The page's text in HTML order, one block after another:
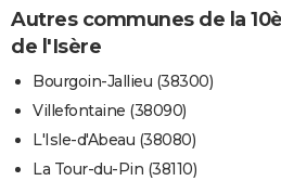
Autres communes de la
de l'Isère
Bourgoin-Jallieu (38300)
Villefontaine (38090)
L'Isle-d'Abeau (38080)
La Tour-du-Pin (38110)